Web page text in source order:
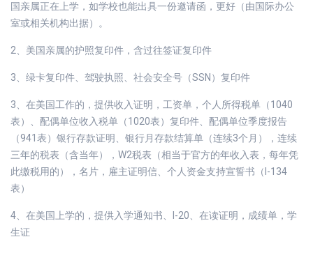
国亲属正在上学，如学校也能出具一份邀请函，更好（由国际办公
室或相关机构出据）。
2、美国亲属的护照复印件，含过往签证复印件
3、绿卡复印件、驾驶执照、社会安全号（SSN）复印件
3、在美国工作的，提供收入证明，工资单，个人所得税单（1040
表）、配偶单位收入税单（1020表）复印件、配偶单位季度报告
（941表）银行存款证明、银行月存款结算单（连续3个月），连续
三年的税表（含当年），W2税表（相当于官方的年收入表，每年凭
此缴税用的），名片，雇主证明信、个人资金支持宣誓书（I-134
表）
4、在美国上学的，提供入学通知书、I-20、在读证明，成绩单，学
生证